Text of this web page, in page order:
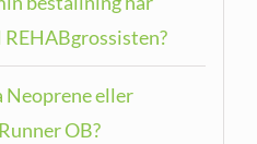
Neoprene eller
OB?